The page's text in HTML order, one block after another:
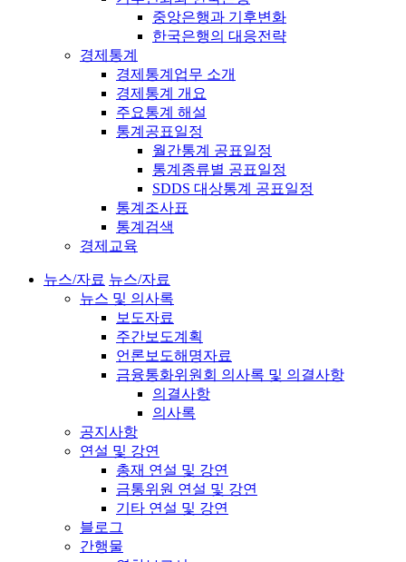
중앙은행과 기후변화
한국은행의 대응전략
경제통계
경제통계업무 소개
경제통계 개요
주요통계 해설
통계공표일정
월간통계 공표일정
통계종류별 공표일정
SDDS 대상통계 공표일정
통계조사표
통계검색
경제교육
뉴스/자료 뉴스/자료
뉴스 및 의사록
보도자료
주간보도계획
언론보도해명자료
금융통화위원회 의사록 및 의결사항
의결사항
의사록
공지사항
연설 및 강연
총재 연설 및 강연
금통위원 연설 및 강연
기타 연설 및 강연
블로그
간행물